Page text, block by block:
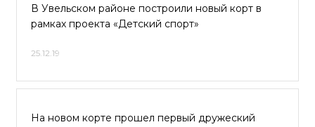
В Увельском районе построили новый корт в
рамках проекта «Детский спорт»
25.12.19
На новом корте прошел первый дружеский